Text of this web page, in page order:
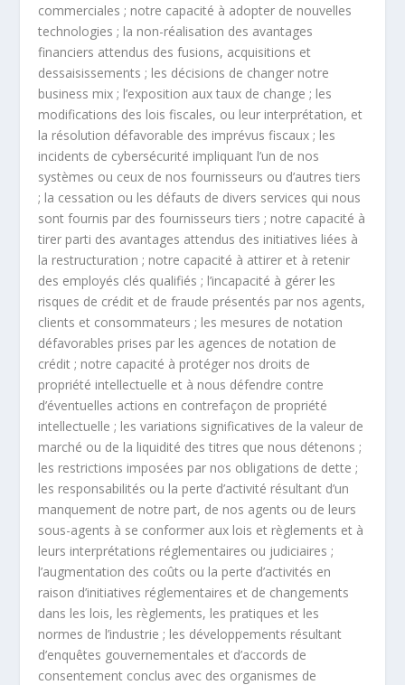
commerciales ; notre capacité à adopter de nouvelles
technologies ; la non-réalisation des avantages
financiers attendus des fusions, acquisitions et
dessaisissements ; les décisions de changer notre
business mix ; l’exposition aux taux de change ; les
modifications des lois fiscales, ou leur interprétation, et
la résolution défavorable des imprévus fiscaux ; les
incidents de cybersécurité impliquant l’un de nos
systèmes ou ceux de nos fournisseurs ou d’autres tiers
; la cessation ou les défauts de divers services qui nous
sont fournis par des fournisseurs tiers ; notre capacité à
tirer parti des avantages attendus des initiatives liées à
la restructuration ; notre capacité à attirer et à retenir
des employés clés qualifiés ; l’incapacité à gérer les
risques de crédit et de fraude présentés par nos agents,
clients et consommateurs ; les mesures de notation
défavorables prises par les agences de notation de
crédit ; notre capacité à protéger nos droits de
propriété intellectuelle et à nous défendre contre
d’éventuelles actions en contrefaçon de propriété
intellectuelle ; les variations significatives de la valeur de
marché ou de la liquidité des titres que nous détenons ;
les restrictions imposées par nos obligations de dette ;
les responsabilités ou la perte d’activité résultant d’un
manquement de notre part, de nos agents ou de leurs
sous-agents à se conformer aux lois et règlements et à
leurs interprétations réglementaires ou judiciaires ;
l’augmentation des coûts ou la perte d’activités en
raison d’initiatives réglementaires et de changements
dans les lois, les règlements, les pratiques et les
normes de l’industrie ; les développements résultant
d’enquêtes gouvernementales et d’accords de
consentement conclus avec des organismes de